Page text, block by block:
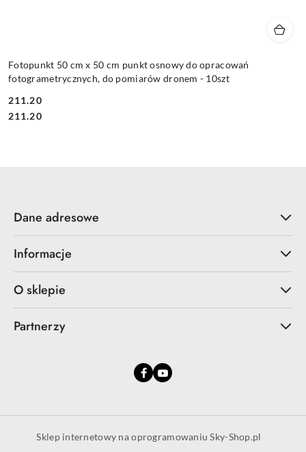
Fotopunkt 50 cm x 50 cm punkt osnowy do opracowań
fotogrametrycznych, do pomiarów dronem - 10szt
Cena:
211.20
Cena:
211.20
Dane adresowe
Informacje
O sklepie
Partnerzy
Sklep internetowy na oprogramowaniu Sky-Shop.pl